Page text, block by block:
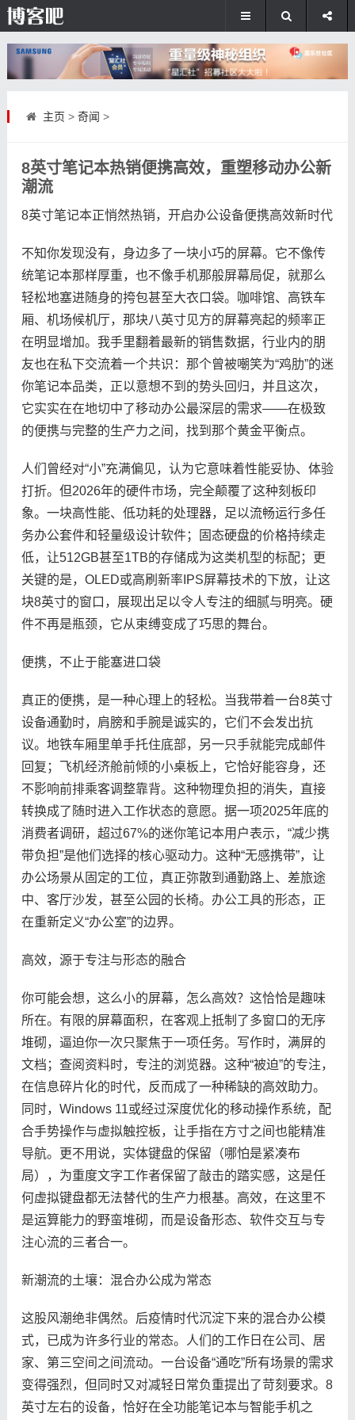
主页 > 奇闻 >
8英寸笔记本热销便携高效，重塑移动办公新
潮流
8英寸笔记本正悄然热销，开启办公设备便携高效新时代
不知你发现没有，身边多了一块小巧的屏幕。它不像传
统笔记本那样厚重，也不像手机那般屏幕局促，就那么
轻松地塞进随身的挎包甚至大衣口袋。咖啡馆、高铁车
厢、机场候机厅，那块八英寸见方的屏幕亮起的频率正
在明显增加。我手里翻着最新的销售数据，行业内的朋
友也在私下交流着一个共识：那个曾被嘲笑为“鸡肋”的迷
你笔记本品类，正以意想不到的势头回归，并且这次，
它实实在在地切中了移动办公最深层的需求——在极致
的便携与完整的生产力之间，找到那个黄金平衡点。
人们曾经对“小”充满偏见，认为它意味着性能妥协、体验
打折。但2026年的硬件市场，完全颠覆了这种刻板印
象。一块高性能、低功耗的处理器，足以流畅运行多任
务办公套件和轻量级设计软件；固态硬盘的价格持续走
低，让512GB甚至1TB的存储成为这类机型的标配；更
关键的是，OLED或高刷新率IPS屏幕技术的下放，让这
块8英寸的窗口，展现出足以令人专注的细腻与明亮。硬
件不再是瓶颈，它从束缚变成了巧思的舞台。
便携，不止于能塞进口袋
真正的便携，是一种心理上的轻松。当我带着一台8英寸
设备通勤时，肩膀和手腕是诚实的，它们不会发出抗
议。地铁车厢里单手托住底部，另一只手就能完成邮件
回复；飞机经济舱前倾的小桌板上，它恰好能容身，还
不影响前排乘客调整靠背。这种物理负担的消失，直接
转换成了随时进入工作状态的意愿。据一项2025年底的
消费者调研，超过67%的迷你笔记本用户表示，“减少携
带负担”是他们选择的核心驱动力。这种“无感携带”，让
办公场景从固定的工位，真正弥散到通勤路上、差旅途
中、客厅沙发，甚至公园的长椅。办公工具的形态，正
在重新定义“办公室”的边界。
高效，源于专注与形态的融合
你可能会想，这么小的屏幕，怎么高效？这恰恰是趣味
所在。有限的屏幕面积，在客观上抵制了多窗口的无序
堆砌，逼迫你一次只聚焦于一项任务。写作时，满屏的
文档；查阅资料时，专注的浏览器。这种“被迫”的专注，
在信息碎片化的时代，反而成了一种稀缺的高效助力。
同时，Windows 11或经过深度优化的移动操作系统，配
合手势操作与虚拟触控板，让手指在方寸之间也能精准
导航。更不用说，实体键盘的保留（哪怕是紧凑布
局），为重度文字工作者保留了敲击的踏实感，这是任
何虚拟键盘都无法替代的生产力根基。高效，在这里不
是运算能力的野蛮堆砌，而是设备形态、软件交互与专
注心流的三者合一。
新潮流的土壤：混合办公成为常态
这股风潮绝非偶然。后疫情时代沉淀下来的混合办公模
式，已成为许多行业的常态。人们的工作日在公司、居
家、第三空间之间流动。一台设备“通吃”所有场景的需求
变得强烈，但同时又对减轻日常负重提出了苛刻要求。8
英寸左右的设备，恰好在全功能笔记本与智能手机之